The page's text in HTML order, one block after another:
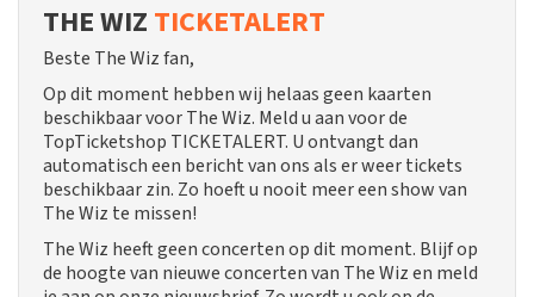
THE WIZ TICKETALERT
Beste The Wiz fan,
Op dit moment hebben wij helaas geen kaarten
beschikbaar voor The Wiz. Meld u aan voor de
TopTicketshop TICKETALERT. U ontvangt dan
automatisch een bericht van ons als er weer tickets
beschikbaar zin. Zo hoeft u nooit meer een show van
The Wiz te missen!
The Wiz heeft geen concerten op dit moment. Blijf op
de hoogte van nieuwe concerten van The Wiz en meld